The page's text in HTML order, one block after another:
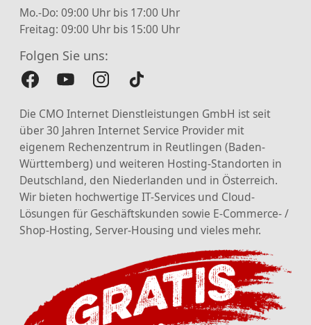
Mo.-Do: 09:00 Uhr bis 17:00 Uhr
Freitag: 09:00 Uhr bis 15:00 Uhr
Folgen Sie uns:
Die CMO Internet Dienstleistungen GmbH ist seit
über 30 Jahren Internet Service Provider mit
eigenem Rechenzentrum in Reutlingen (Baden-
Württemberg) und weiteren Hosting-Standorten in
Deutschland, den Niederlanden und in Österreich.
Wir bieten hochwertige IT-Services und Cloud-
Lösungen für Geschäftskunden sowie E-Commerce- /
Shop-Hosting, Server-Housing und vieles mehr.